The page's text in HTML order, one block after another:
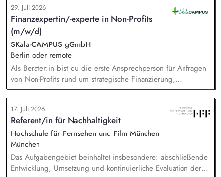
Die inhaltlichen Schwerpunkte liegen dabei auf den
Bereichen Lesen lernen, Mehrsprachigkeitsbewusstsein und
Alphabetisierung in der Grundschule.
29. Juli 2026
Finanzexpertin/-experte in Non-Profits
(m/w/d)
SKala-CAMPUS gGmbH
Berlin oder remote
Als Berater:in bist du die erste Ansprechperson für Anfragen
von Non-Profits rund um strategische Finanzierung,
Finanzmanagement und Fundraising. Dabei entwickelst du
den gesamten Prozess von der Anfrage über
Angebotserstellung bis zur eigenverantwortlichen Umsetzung.
Auf Basis der jeweiligen Herausforderungen entwickelst du
passgenaue Beratungsprozesse und berätst Organisationen zu
zentralen Fragen ihrer finanziellen Steuerung und
strategischen Weiterentwicklung.
17. Juli 2026
Referent/in für Nachhaltigkeit
Hochschule für Fernsehen und Film München
München
Das Aufgabengebiet beinhaltet insbesondere: abschließende
Entwicklung, Umsetzung und kontinuierliche Evaluation der